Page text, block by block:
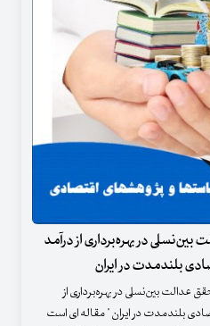
در بهره‌برداری از درآمد
بلندمدت در ایران
بین‌نسلی در بهره‌برداری از
بلندمدت در ایران " مقاله ای است